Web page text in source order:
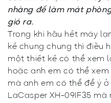
nhàng để làm mát
gió ra.
Trong khi hầu hết máy
kế chung chung thì điều
một thiết kế có thể xem
hoặc anh em có thể
mà anh em có thể để ý
LaCasper XH-09IF35